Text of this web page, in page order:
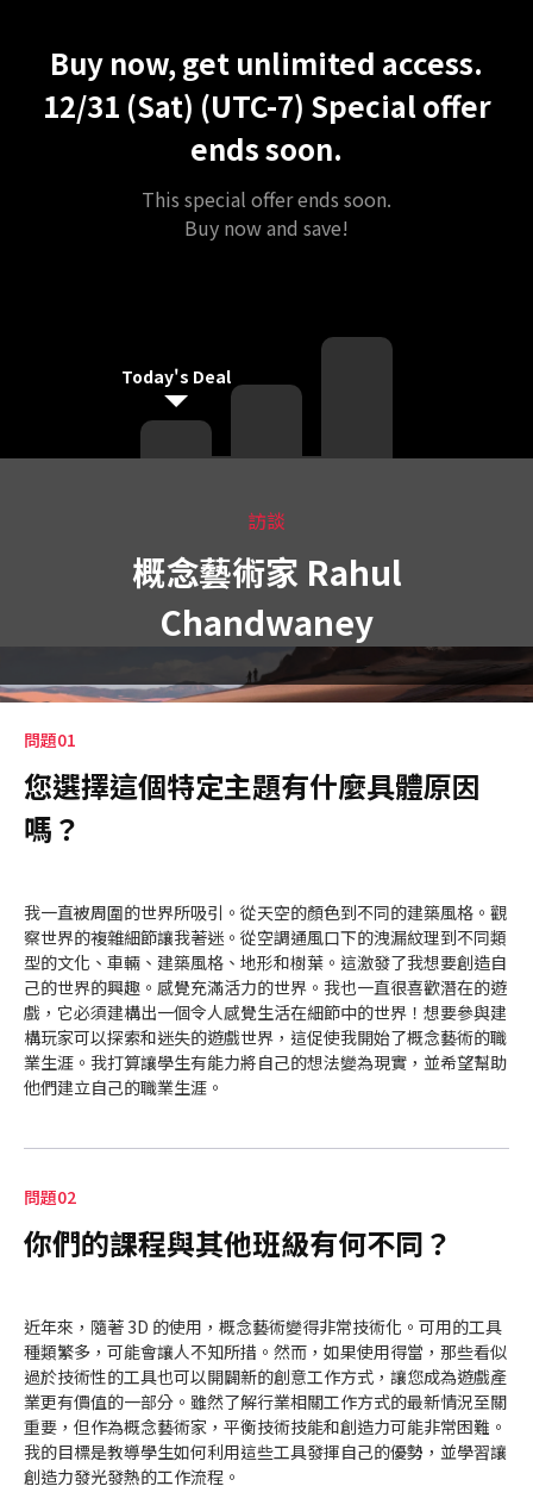
Buy now, get unlimited access.
12/31 (Sat) (UTC-7) Special offer
ends soon.
This special offer ends soon.
Buy now and save!
Today's Deal
訪談
概念藝術家 Rahul
Chandwaney
問題01
您選擇這個特定主題有什麼具體原因
嗎？
我一直被周圍的世界所吸引。從天空的顏色到不同的建築風格。觀
察世界的複雜細節讓我著迷。從空調通風口下的洩漏紋理到不同類
型的文化、車輛、建築風格、地形和樹葉。這激發了我想要創造自
己的世界的興趣。感覺充滿活力的世界。我也一直很喜歡潛在的遊
戲，它必須建構出一個令人感覺生活在細節中的世界！想要參與建
構玩家可以探索和迷失的遊戲世界，這促使我開始了概念藝術的職
業生涯。我打算讓學生有能力將自己的想法變為現實，並希望幫助
他們建立自己的職業生涯。
問題02
你們的課程與其他班級有何不同？
近年來，隨著 3D 的使用，概念藝術變得非常技術化。可用的工具
種類繁多，可能會讓人不知所措。然而，如果使用得當，那些看似
過於技術性的工具也可以開闢新的創意工作方式，讓您成為遊戲產
業更有價值的一部分。雖然了解行業相關工作方式的最新情況至關
重要，但作為概念藝術家，平衡技術技能和創造力可能非常困難。
我的目標是教導學生如何利用這些工具發揮自己的優勢，並學習讓
創造力發光發熱的工作流程。